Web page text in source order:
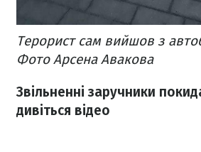
Терорист сам вийшов з
Фото Арсена Авакова
Звільненні заручники
дивіться відео